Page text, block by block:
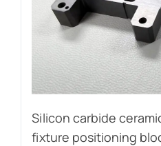
Silicon carbide
fixture positioning